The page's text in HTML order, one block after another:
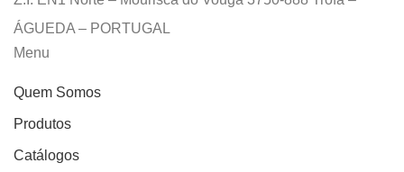
ÁGUEDA – PORTUGAL
Menu
Quem Somos
Produtos
Catálogos